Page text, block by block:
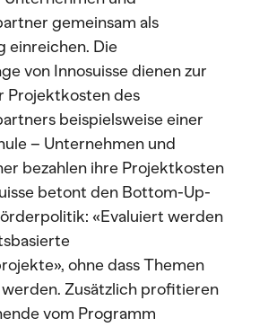
gemeinsam als
einreichen. Die
von Innosuisse dienen zur
Projektkosten des
beispielsweise einer
– Unternehmen und
bezahlen ihre Projektkosten
betont den Bottom-Up-
«Evaluiert werden
ohne dass Themen
Zusätzlich profitieren
vom Programm